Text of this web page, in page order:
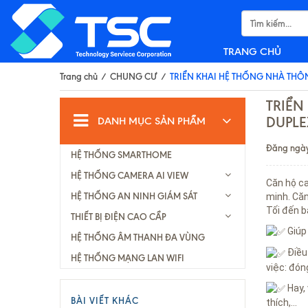
TRANG CHỦ
Trang chủ / CHUNG CƯ / TRIỂN KHAI HỆ THỐNG NHÀ
Đăng
Căn hộ
minh.
Tối đến
việc:
thích,...
DANH MỤC SẢN PHẨM
HỆ THỐNG SMARTHOME
HỆ THỐNG CAMERA AI VIEW
HỆ THỐNG AN NINH GIÁM SÁT
THIẾT BỊ ĐIỆN CAO CẦP
HỆ THỐNG ÂM THANH ĐA VÙNG
HỆ THỐNG MẠNG LAN WIFI
BÀI VIẾT KHÁC